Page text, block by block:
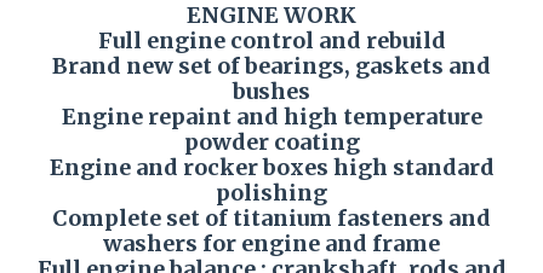
ENGINE WORK
Full engine control and rebuild
Brand new set of bearings, gaskets and
bushes
Engine repaint and high temperature
powder coating
Engine and rocker boxes high standard
polishing
Complete set of titanium fasteners and
washers for engine and frame